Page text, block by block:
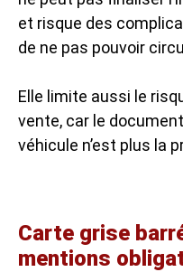
et risque des
de ne pas pouvoir
Elle limite aussi le
vente, car le
véhicule n’est plus la
Carte grise
mentions